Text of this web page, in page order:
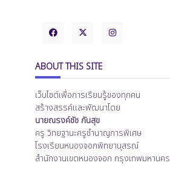
ABOUT THIS SITE
เว็บไซต์เพื่อการเรียนรู้ของทุกคน
สร้างสรรค์และพัฒนาโดย
นายณรงค์ชัช กันสุข
ครู วิทยฐานะครูชำนาญการพิเศษ
โรงเรียนหนองจอกพิทยานุสรณ์
สำนักงานเขตหนองจอก กรุงเทพมหานคร